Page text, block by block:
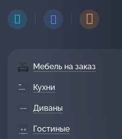
Мебель на заказ
Кухни
Диваны
Гостиные